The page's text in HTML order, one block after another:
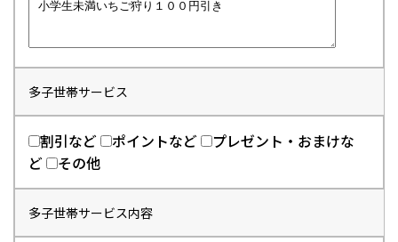
多子世帯サービス
割引など ポイントなど
プレゼント・おまけな
ど
その他
多子世帯サービス内容